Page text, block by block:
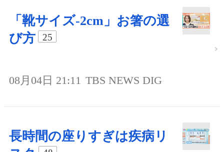
「靴サイズ-2cm」お箸の選
び方
25
08月04日 21:11 TBS NEWS DIG
長時間の座りすぎは疾病リ